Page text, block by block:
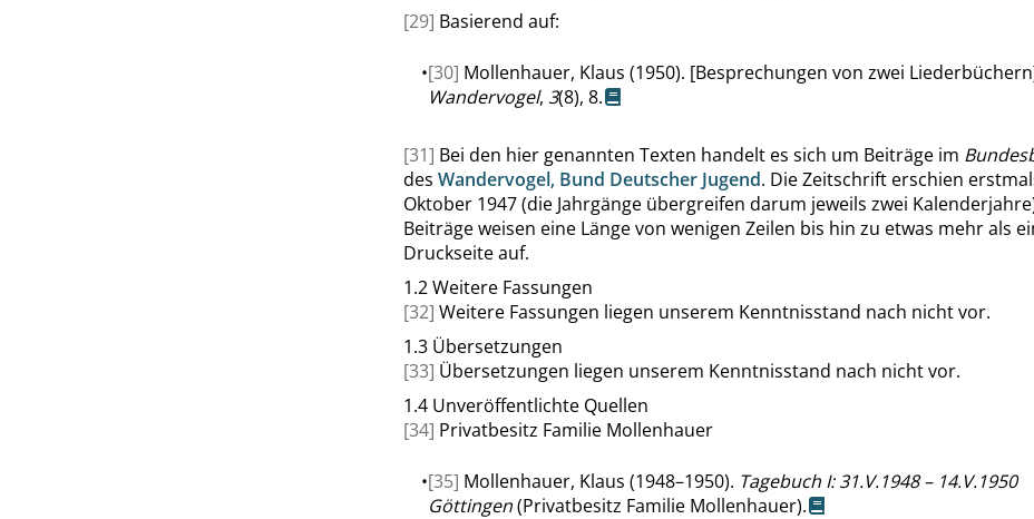
[29] Basierend auf:
•[30] Mollenhauer, Klaus (1950). [Besprechungen von zwei
Wandervogel, 3(8), 8.
[31] Bei den hier genannten Texten handelt es sich um Beiträge im
des Wandervogel, Bund Deutscher Jugend. Die Zeitschrift erschien
Oktober 1947 (die Jahrgänge übergreifen darum jeweils zwei
Beiträge weisen eine Länge von wenigen Zeilen bis hin zu etwas mehr als
Druckseite auf.
1.2Weitere Fassungen
[32] Weitere Fassungen liegen unserem Kenntnisstand nach nicht vor.
1.3 Übersetzungen
[33] Übersetzungen liegen unserem Kenntnisstand nach nicht vor.
1.4 Unveröffentlichte Quellen
[34] Privatbesitz Familie Mollenhauer
•[35] Mollenhauer, Klaus (1948–1950). Tagebuch I: 31.V.1948 – 14.V.1950
Göttingen(Privatbesitz Familie Mollenhauer).